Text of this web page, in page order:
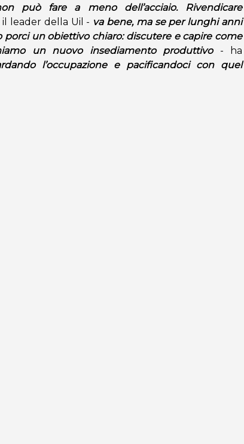
può fare a meno dell’acciaio. Rivendicare
leader della Uil - va bene, ma se per lunghi anni
un obiettivo chiaro: discutere e capire come
un nuovo insediamento produttivo- ha
l’occupazione e pacificandoci con quel